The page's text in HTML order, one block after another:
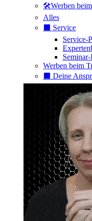
🛠️Werben
Alles
⬛️ Service
Service-
Werben beim
⬛️ Deine